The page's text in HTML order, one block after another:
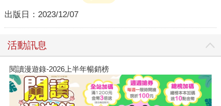
出版日： 2023/12/07
活動訊息
閱讀漫遊錄-2026上半年暢銷榜